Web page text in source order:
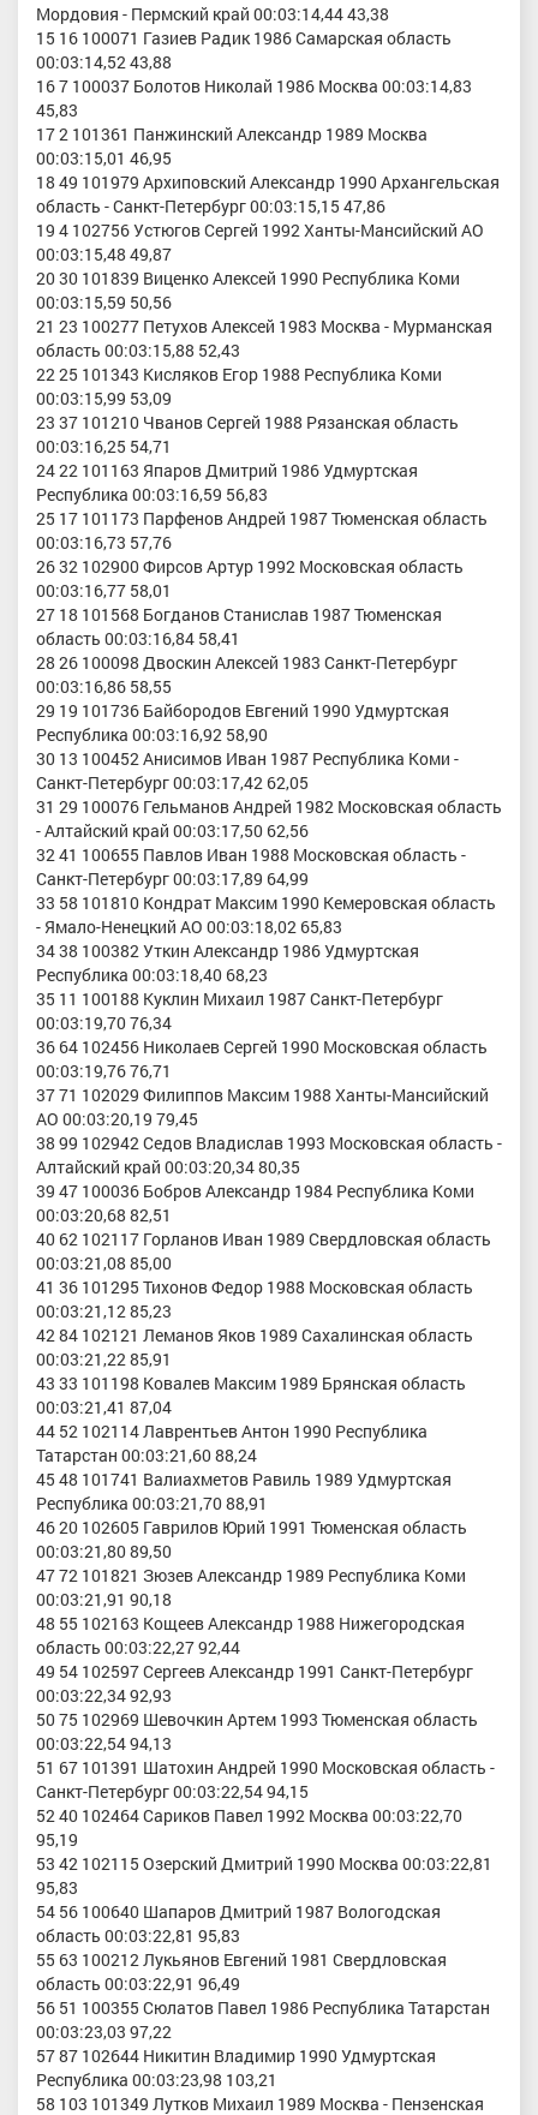
Мордовия - Пермский край 00:03:14,44 43,38
15 16 100071 Газиев Радик 1986 Самарская область
00:03:14,52 43,88
16 7 100037 Болотов Николай 1986 Москва 00:03:14,83
45,83
17 2 101361 Панжинский Александр 1989 Москва
00:03:15,01 46,95
18 49 101979 Архиповский Александр 1990 Архангельская
область - Санкт-Петербург 00:03:15,15 47,86
19 4 102756 Устюгов Сергей 1992 Ханты-Мансийский АО
00:03:15,48 49,87
20 30 101839 Виценко Алексей 1990 Республика Коми
00:03:15,59 50,56
21 23 100277 Петухов Алексей 1983 Москва - Мурманская
область 00:03:15,88 52,43
22 25 101343 Кисляков Егор 1988 Республика Коми
00:03:15,99 53,09
23 37 101210 Чванов Сергей 1988 Рязанская область
00:03:16,25 54,71
24 22 101163 Япаров Дмитрий 1986 Удмуртская
Республика 00:03:16,59 56,83
25 17 101173 Парфенов Андрей 1987 Тюменская область
00:03:16,73 57,76
26 32 102900 Фирсов Артур 1992 Московская область
00:03:16,77 58,01
27 18 101568 Богданов Станислав 1987 Тюменская
область 00:03:16,84 58,41
28 26 100098 Двоскин Алексей 1983 Санкт-Петербург
00:03:16,86 58,55
29 19 101736 Байбородов Евгений 1990 Удмуртская
Республика 00:03:16,92 58,90
30 13 100452 Анисимов Иван 1987 Республика Коми -
Санкт-Петербург 00:03:17,42 62,05
31 29 100076 Гельманов Андрей 1982 Московская область
- Алтайский край 00:03:17,50 62,56
32 41 100655 Павлов Иван 1988 Московская область -
Санкт-Петербург 00:03:17,89 64,99
33 58 101810 Кондрат Максим 1990 Кемеровская область
- Ямало-Ненецкий АО 00:03:18,02 65,83
34 38 100382 Уткин Александр 1986 Удмуртская
Республика 00:03:18,40 68,23
35 11 100188 Куклин Михаил 1987 Санкт-Петербург
00:03:19,70 76,34
36 64 102456 Николаев Сергей 1990 Московская область
00:03:19,76 76,71
37 71 102029 Филиппов Максим 1988 Ханты-Мансийский
АО 00:03:20,19 79,45
38 99 102942 Седов Владислав 1993 Московская область -
Алтайский край 00:03:20,34 80,35
39 47 100036 Бобров Александр 1984 Республика Коми
00:03:20,68 82,51
40 62 102117 Горланов Иван 1989 Свердловская область
00:03:21,08 85,00
41 36 101295 Тихонов Федор 1988 Московская область
00:03:21,12 85,23
42 84 102121 Леманов Яков 1989 Сахалинская область
00:03:21,22 85,91
43 33 101198 Ковалев Максим 1989 Брянская область
00:03:21,41 87,04
44 52 102114 Лаврентьев Антон 1990 Республика
Татарстан 00:03:21,60 88,24
45 48 101741 Валиахметов Равиль 1989 Удмуртская
Республика 00:03:21,70 88,91
46 20 102605 Гаврилов Юрий 1991 Тюменская область
00:03:21,80 89,50
47 72 101821 Зюзев Александр 1989 Республика Коми
00:03:21,91 90,18
48 55 102163 Кощеев Александр 1988 Нижегородская
область 00:03:22,27 92,44
49 54 102597 Сергеев Александр 1991 Санкт-Петербург
00:03:22,34 92,93
50 75 102969 Шевочкин Артем 1993 Тюменская область
00:03:22,54 94,13
51 67 101391 Шатохин Андрей 1990 Московская область -
Санкт-Петербург 00:03:22,54 94,15
52 40 102464 Сариков Павел 1992 Москва 00:03:22,70
95,19
53 42 102115 Озерский Дмитрий 1990 Москва 00:03:22,81
95,83
54 56 100640 Шапаров Дмитрий 1987 Вологодская
область 00:03:22,81 95,83
55 63 100212 Лукьянов Евгений 1981 Свердловская
область 00:03:22,91 96,49
56 51 100355 Сюлатов Павел 1986 Республика Татарстан
00:03:23,03 97,22
57 87 102644 Никитин Владимир 1990 Удмуртская
Республика 00:03:23,98 103,21
58 103 101349 Лутков Михаил 1989 Москва - Пензенская